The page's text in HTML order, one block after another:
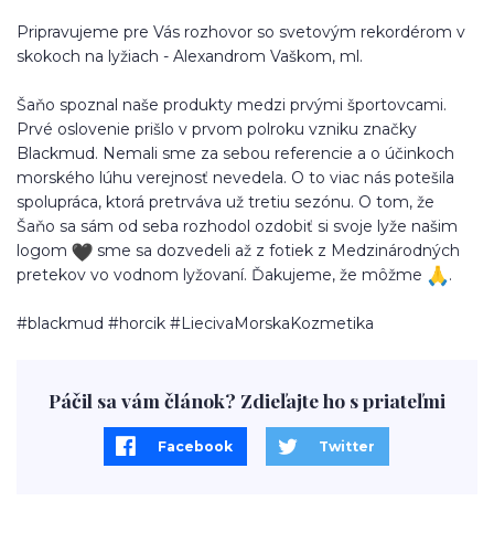
Pripravujeme pre Vás rozhovor so svetovým rekordérom v
skokoch na lyžiach - Alexandrom Vaškom, ml.
Šaňo spoznal naše produkty medzi prvými športovcami.
Prvé oslovenie prišlo v prvom polroku vzniku značky
Blackmud. Nemali sme za sebou referencie a o účinkoch
morského lúhu verejnosť nevedela. O to viac nás potešila
spolupráca, ktorá pretrváva už tretiu sezónu. O tom, že
Šaňo sa sám od seba rozhodol ozdobiť si svoje lyže našim
logom
sme sa dozvedeli až z fotiek z Medzinárodných
pretekov vo vodnom lyžovaní. Ďakujeme, že môžme
.
#blackmud #horcik #LiecivaMorskaKozmetika
Páčil sa vám článok? Zdieľajte ho s priateľmi
Facebook Twitter